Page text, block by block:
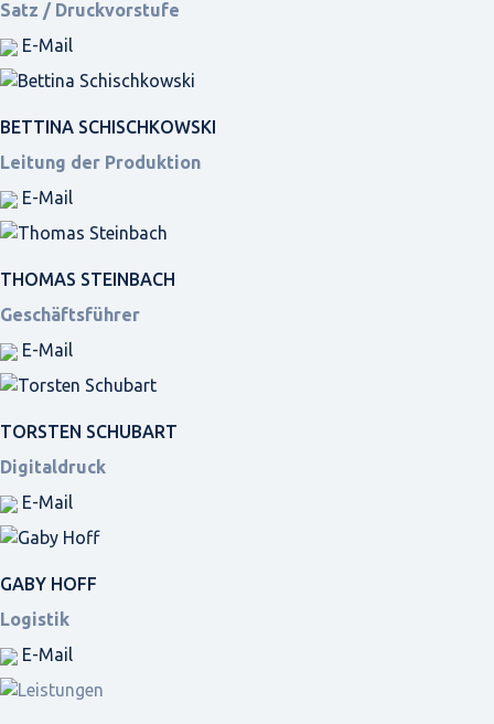
Satz / Druckvorstufe
E-Mail
BETTINA SCHISCHKOWSKI
Leitung der Produktion
E-Mail
THOMAS STEINBACH
Geschäftsführer
E-Mail
TORSTEN SCHUBART
Digitaldruck
E-Mail
GABY HOFF
Logistik
E-Mail